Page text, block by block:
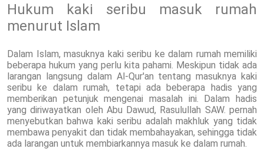
Hukum kaki seribu masuk rumah
menurut Islam
Dalam Islam, masuknya kaki seribu ke dalam rumah memiliki
beberapa hukum yang perlu kita pahami. Meskipun tidak ada
larangan langsung dalam Al-Qur'an tentang masuknya kaki
seribu ke dalam rumah, tetapi ada beberapa hadis yang
memberikan petunjuk mengenai masalah ini. Dalam hadis
yang diriwayatkan oleh Abu Dawud, Rasulullah SAW. pernah
menyebutkan bahwa kaki seribu adalah makhluk yang tidak
membawa penyakit dan tidak membahayakan, sehingga tidak
ada larangan untuk membiarkannya masuk ke dalam rumah.